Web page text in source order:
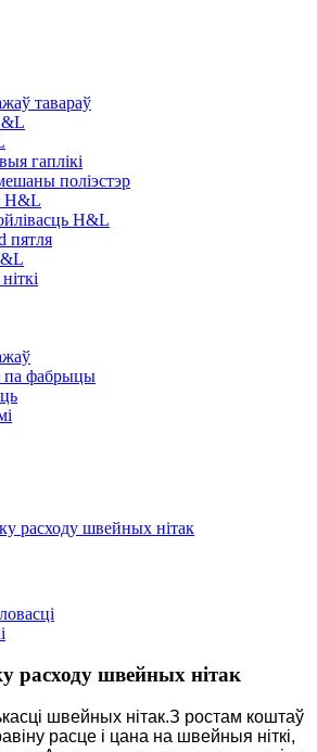
тавараў
гаплікі
поліэстэр
H&L
H&L
пятля
па фабрыцы
расходу швейных нітак
расходу швейных нітак
швейных нітак.З ростам коштаў
расце і цана на швейныя ніткі,